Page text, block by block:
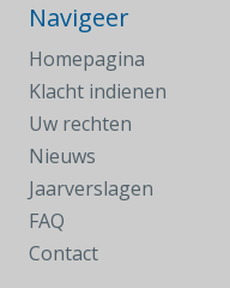
Navigeer
Homepagina
Klacht indienen
Uw rechten
Nieuws
Jaarverslagen
FAQ
Contact